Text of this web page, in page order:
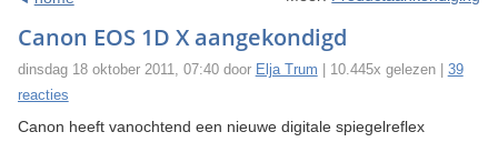
Canon EOS 1D X aangekondigd
dinsdag 18 oktober 2011, 07:40 door Elja Trum | 10.445x gelezen | 39
reacties
Canon heeft vanochtend een nieuwe digitale spiegelreflex